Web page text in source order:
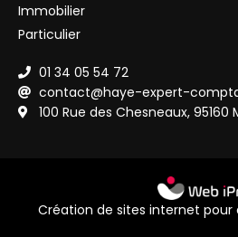
Immobilier
Particulier
01 34 05 54 72
contact@haye-expert-
100 Rue des Chesneaux,
Création de sites internet